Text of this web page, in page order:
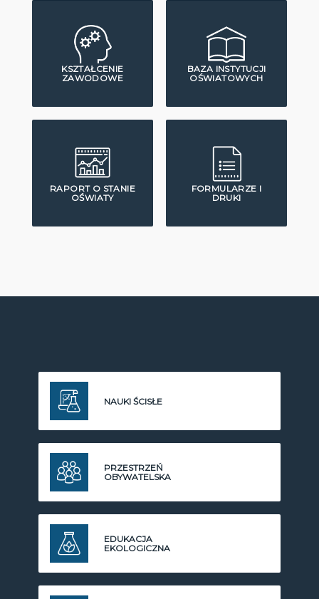
KSZTAŁCENIE
ZAWODOWE
BAZA INSTYTUCJI
OŚWIATOWYCH
RAPORT O STANIE
OŚWIATY
FORMULARZE I
DRUKI
NAUKI ŚCISŁE
PRZESTRZEŃ
OBYWATELSKA
EDUKACJA
EKOLOGICZNA